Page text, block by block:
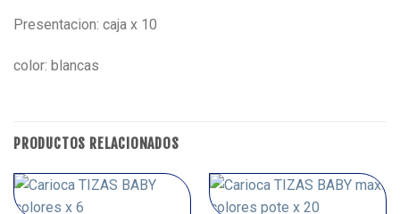
Presentacion: caja x 10
color: blancas
PRODUCTOS RELACIONADOS